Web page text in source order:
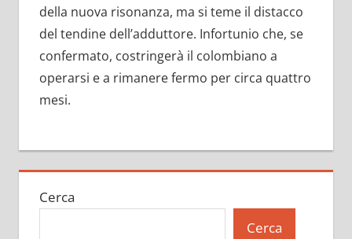
della nuova risonanza, ma si teme il distacco
del tendine dell’adduttore. Infortunio che, se
confermato, costringerà il colombiano a
operarsi e a rimanere fermo per circa quattro
mesi.
Cerca
Cerca